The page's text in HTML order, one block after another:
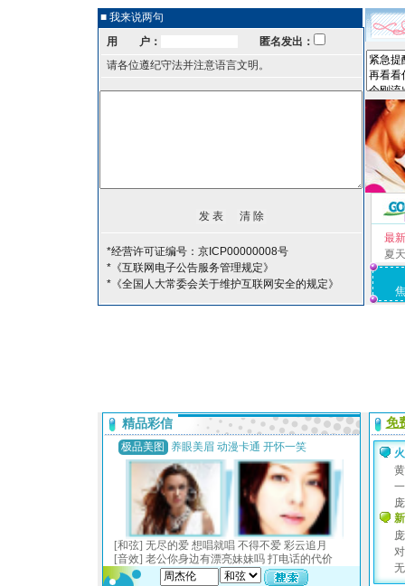
■ 我来说两句
用 户：
匿名发出：
请各位遵纪守法并注意语言文明。
*经营许可证编号：京ICP00000008号
*《互联网电子公告服务管理规定》
*《全国人大常委会关于维护互联网安全的规定》
最
夏